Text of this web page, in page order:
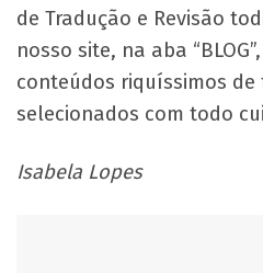
de Tradução e Revisão
nosso site, na aba
conteúdos riquíssimos de
selecionados com todo
Isabela Lopes